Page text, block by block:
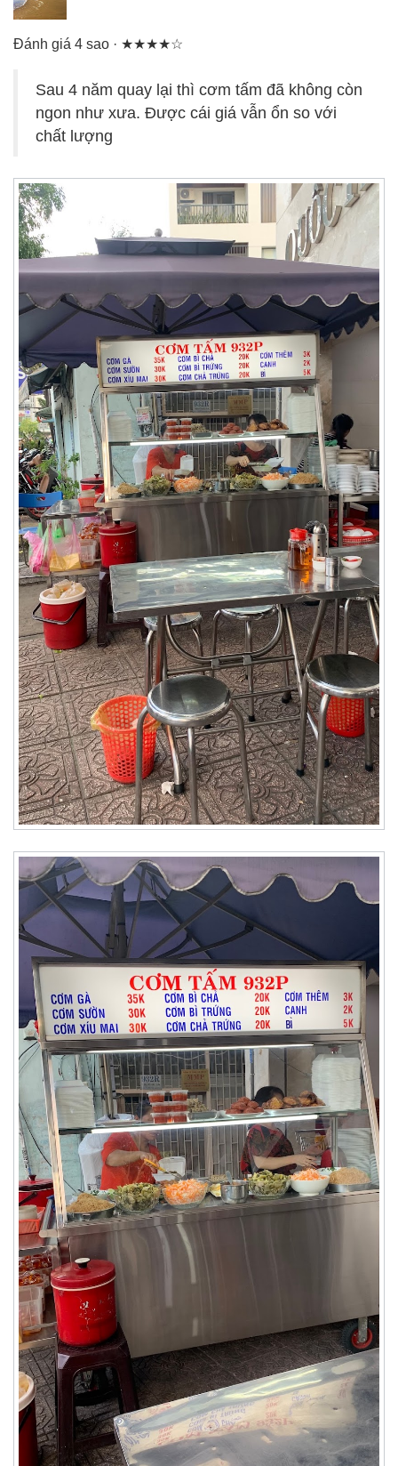
Đánh giá 4 sao · ★★★★☆
Sau 4 năm quay lại thì cơm tấm đã không còn
ngon như xưa. Được cái giá vẫn ổn so với
chất lượng